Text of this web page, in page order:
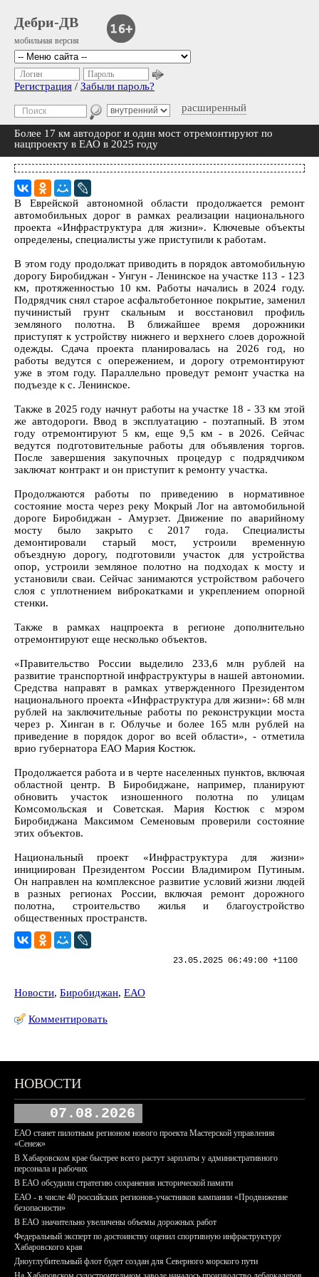
Дебри-ДВ
мобильная версия
расширенный
Логин Пароль
Регистрация / Забыли пароль?
Более 17 км автодорог и один мост отремонтируют по
нацпроекту в ЕАО в 2025 году
В Еврейской автономной области продолжается ремонт
автомобильных дорог в рамках реализации национального
проекта «Инфраструктура для жизни». Ключевые объекты
определены, специалисты уже приступили к работам.
В этом году продолжат приводить в порядок автомобильную
дорогу Биробиджан - Унгун - Ленинское на участке 113 - 123
км, протяженностью 10 км. Работы начались в 2024 году.
Подрядчик снял старое асфальтобетонное покрытие, заменил
пучинистый грунт скальным и восстановил профиль
земляного полотна. В ближайшее время дорожники
приступят к устройству нижнего и верхнего слоев дорожной
одежды. Сдача проекта планировалась на 2026 год, но
работы ведутся с опережением, и дорогу отремонтируют
уже в этом году. Параллельно проведут ремонт участка на
подъезде к с. Ленинское.
Также в 2025 году начнут работы на участке 18 - 33 км этой
же автодороги. Ввод в эксплуатацию - поэтапный. В этом
году отремонтируют 5 км, еще 9,5 км - в 2026. Сейчас
ведутся подготовительные работы для объявления торгов.
После завершения закупочных процедур с подрядчиком
заключат контракт и он приступит к ремонту участка.
Продолжаются работы по приведению в нормативное
состояние моста через реку Мокрый Лог на автомобильной
дороге Биробиджан - Амурзет. Движение по аварийному
мосту было закрыто с 2017 года. Специалисты
демонтировали старый мост, устроили временную
объездную дорогу, подготовили участок для устройства
опор, устроили земляное полотно на подходах к мосту и
установили сваи. Сейчас занимаются устройством рабочего
слоя с уплотнением виброкатками и укреплением опорной
стенки.
Также в рамках нацпроекта в регионе дополнительно
отремонтируют еще несколько объектов.
«Правительство России выделило 233,6 млн рублей на
развитие транспортной инфраструктуры в нашей автономии.
Средства направят в рамках утвержденного Президентом
национального проекта «Инфраструктура для жизни»: 68 млн
рублей на заключительные работы по реконструкции моста
через р. Хинган в г. Облучье и более 165 млн рублей на
приведение в порядок дорог во всей области», - отметила
врио губернатора ЕАО Мария Костюк.
Продолжается работа и в черте населенных пунктов, включая
областной центр. В Биробиджане, например, планируют
обновить участок изношенного полотна по улицам
Комсомольская и Советская. Мария Костюк с мэром
Биробиджана Максимом Семеновым проверили состояние
этих объектов.
Национальный проект «Инфраструктура для жизни»
инициирован Президентом России Владимиром Путиным.
Он направлен на комплексное развитие условий жизни людей
в разных регионах России, включая ремонт дорожного
полотна, строительство жилья и благоустройство
общественных пространств.
23.05.2025 06:49:00 +1100
Новости, Биробиджан, ЕАО
Комментировать
НОВОСТИ
07.08.2026
ЕАО станет пилотным регионом нового проекта Мастерской управления
«Сенеж»
В Хабаровском крае быстрее всего растут зарплаты у административного
персонала и рабочих
В ЕАО обсудили стратегию сохранения исторической памяти
ЕАО - в числе 40 российских регионов-участников кампании «Продвижение
безопасности»
В ЕАО значительно увеличены объемы дорожных работ
Федеральный эксперт по достоинству оценил спортивную инфраструктуру
Хабаровского края
Дноуглубительный флот будет создан для Северного морского пути